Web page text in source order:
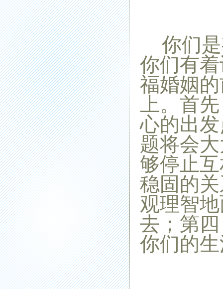
你们是
你们有
福婚姻
上。首
心的出
题将会
够停止
稳固的
观理智
去；第
你们的